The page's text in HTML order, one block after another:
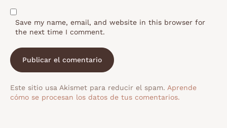
Save my name, email, and website in this browser for
the next time I comment.
Este sitio usa Akismet para reducir el spam. Aprende
cómo se procesan los datos de tus comentarios.